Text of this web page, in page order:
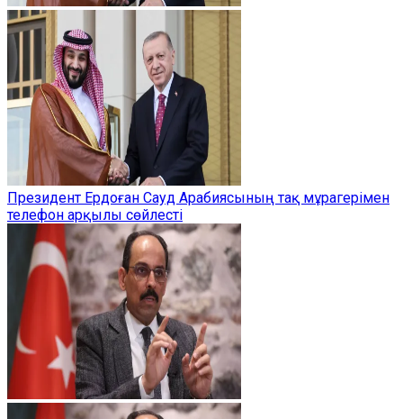
Президент Ердоған Сауд Арабиясының тақ мұрагерімен
телефон арқылы сөйлесті